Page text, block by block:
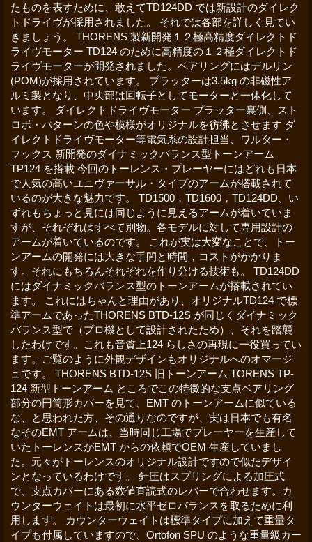
たものを表すために、敢えてTD124DD では新設計のダイレク
トドライヴが採用されました。 それでは各部を詳しく見てい
きましょう。 THORENS 製新開発１２極高精度ダイレクトド
ライヴモーター TD124 のために高精度の１２極ダイレクトド
ライヴモーターが開発されました。ベアリングにはデルリン
(POM)が採用されています。 プラッターは3.5kg の非磁性ア
ルミ製となり、中央部は回転子としてモーターと一体化して
います。 ダイレクトドライヴモーター プラッター裏側、スト
ロボ・パターンの色や模様がオリジナルを彷彿とさせます ダ
イレクトドライヴモーター等電気系の設計担当、ワルター・
フックス 新開発のダイナミックバランス型トーンアーム
TP124 を搭載 今回のトーレンス・プレーヤーにはどれも日本
で人気の高いユニヴァーサル・タイプのアームが搭載されて
いるのが大きな魅力です。 TD1500，TD1600，TD124DD、い
ずれもちょっと見には同じように見えるアームが着いていま
すが、それぞれはすべて別物。各モデルに対して専用設計の
アームが着いているのです。 これが実は大変なことで、トー
ンアームの開発には大きな手間と時間，コストがかかりま
す。それにもちろんそれぞれを作り分ける技術も。 TD124DD
にはダイナミックバランス型のトーンアームが搭載されてい
ます。 これにはちゃんと理由があり、オリジナルTD124 で標
準アームであったTHORENS BTD-12S が同じくダイナミック
バランス型で（プロ機として設計されたため）、それを踏襲
したわけです。これも音質上124 らしさの再現に一役買ってい
ます。ご覧のように外観デザインもオリジナルへのオマージ
ュです。 THORENS BTD-12S 旧トーンアーム TORENS TP-
124 新型トーンアーム ところでこの特徴的な支点ベアリング
部分の円筒形カバーを見て、EMT のトーンアームに似ている
な、と思われた方、その通りなのですが、実は日本でも有名
なそのEMT アームは、当時同じ工場でプレーヤーを生産して
いたトーレンスがEMT からの依頼でOEM 生産していまし
た。元々がトーレンスのオリジナル設計ですので似たデザイ
ンとなっているわけです。 針圧はスプリングによる加圧式
で、支点カバーにある数値直読式のレバーで合わせます。カ
ウンターウェイトは最初に水平ゼロバランスを取るために利
用します。 カウンターウェイトは標準タイプに加えて重量タ
イプも付属していますので、Ortofon SPU のような重量級カー